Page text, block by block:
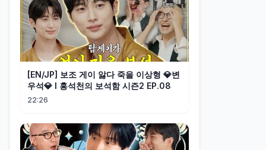
[EN/JP] 보조 게이 앓다 죽을 이상형 💎변
우석💎 l 홍석천의 보석함 시즌2 EP.08
22:26